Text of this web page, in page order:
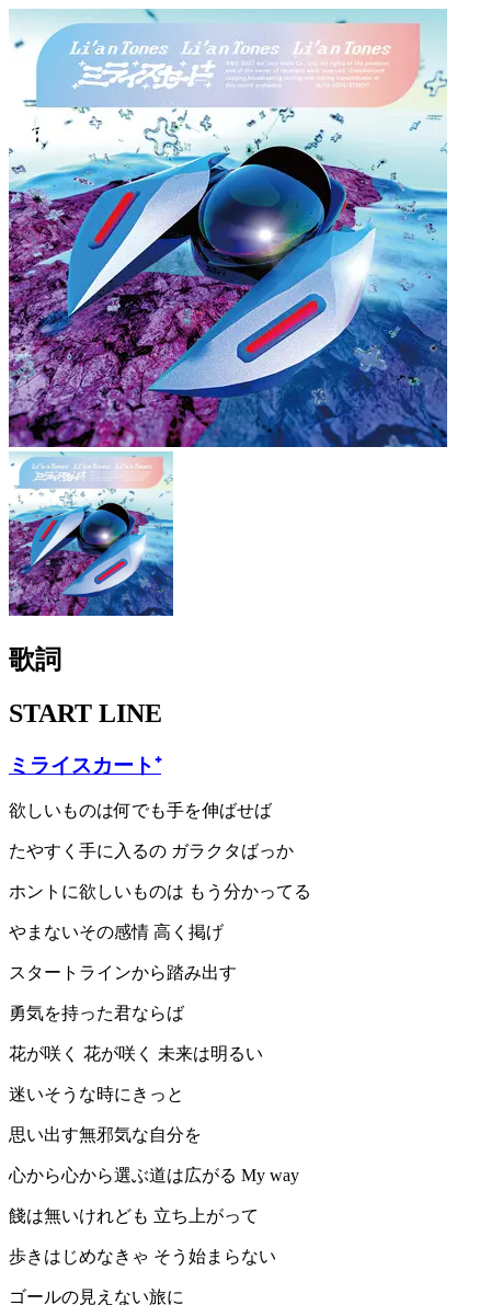
歌詞
START LINE
ミライスカート⁺
欲しいものは何でも手を伸ばせば
たやすく手に入るの ガラクタばっか
ホントに欲しいものは もう分かってる
やまないその感情 高く掲げ
スタートラインから踏み出す
勇気を持った君ならば
花が咲く 花が咲く 未来は明るい
迷いそうな時にきっと
思い出す無邪気な自分を
心から心から選ぶ道は広がる My way
餞は無いけれども 立ち上がって
歩きはじめなきゃ そう始まらない
ゴールの見えない旅に